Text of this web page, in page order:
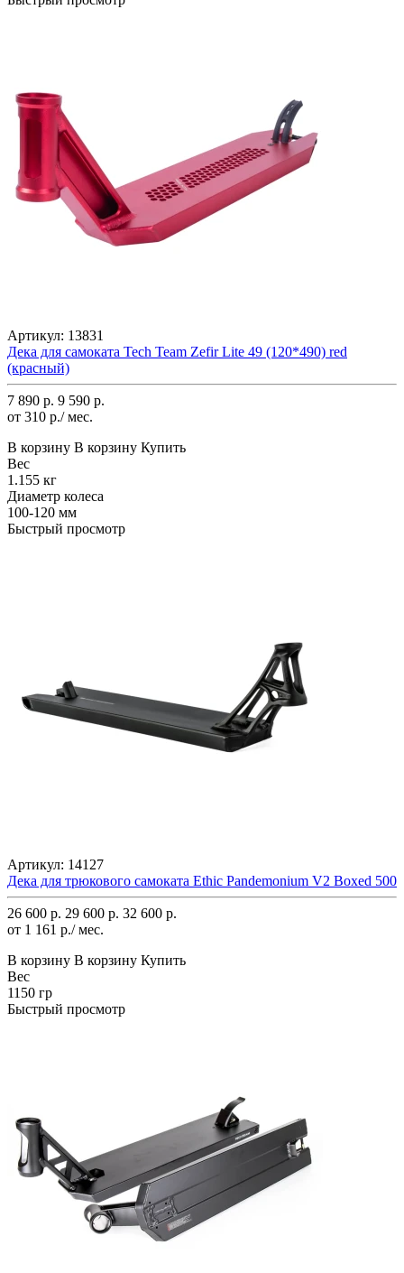
Артикул: 13831
Дека для самоката Tech Team Zefir Lite 49 (120*490) red
(красный)
7 890 р. 9 590 р.
от 310 р./ мес.
В корзину В корзину Купить
Вес
1.155 кг
Диаметр колеса
100-120 мм
Быстрый просмотр
Артикул: 14127
Дека для трюкового самоката Ethic Pandemonium V2 Boxed 500
26 600 р. 29 600 р. 32 600 р.
от 1 161 р./ мес.
В корзину В корзину Купить
Вес
1150 гр
Быстрый просмотр